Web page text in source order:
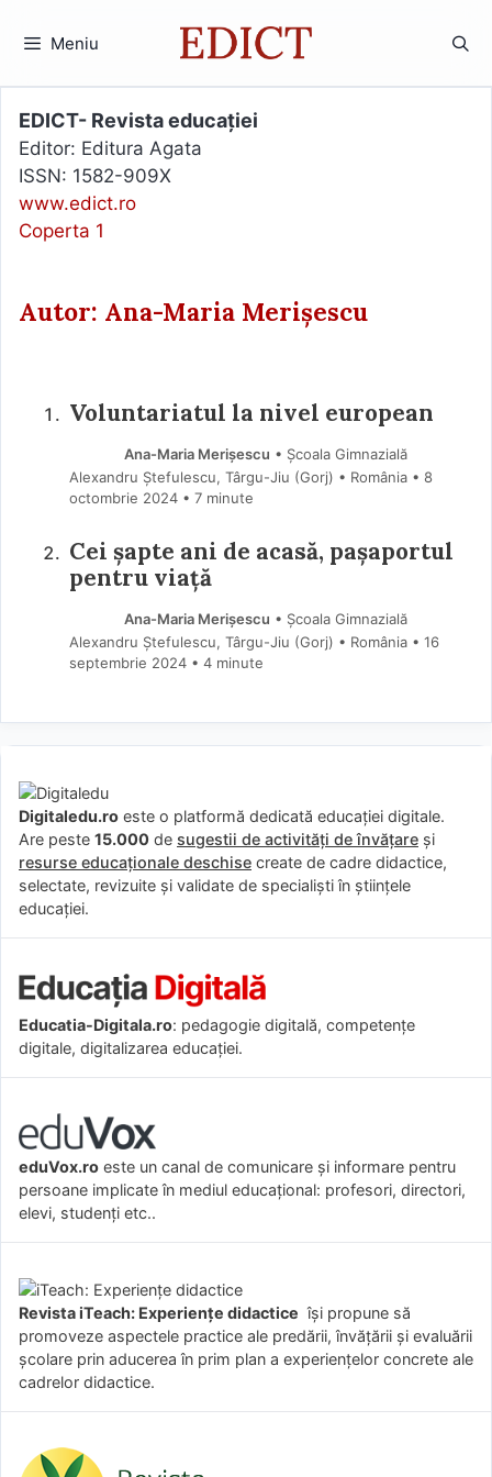
Meniu
EDICT- Revista educației
Editor: Editura Agata
ISSN: 1582-909X
www.edict.ro
Coperta 1
Autor: Ana-Maria Merișescu
Voluntariatul la nivel european
Ana-Maria Merișescu • Școala Gimnazială
Alexandru Ștefulescu, Târgu-Jiu (Gorj) • România
8
octombrie 2024 • 7 minute
Cei șapte ani de acasă, pașaportul
pentru viață
Ana-Maria Merișescu • Școala Gimnazială
Alexandru Ștefulescu, Târgu-Jiu (Gorj) • România
16
septembrie 2024 • 4 minute
Digitaledu.ro este o platformă dedicată educației digitale.
Are peste 15.000 de sugestii de activități de învățare și
resurse educaționale deschise create de cadre didactice,
selectate, revizuite și validate de specialiști în științele
educației.
Educatia-Digitala.ro: pedagogie digitală, competențe
digitale, digitalizarea educației.
eduVox.ro este un canal de comunicare și informare pentru
persoane implicate în mediul educațional: profesori, directori,
elevi, studenți etc..
Revista iTeach: Experienţe didactice îşi propune să
promoveze aspectele practice ale predării, învăţării şi evaluării
şcolare prin aducerea în prim plan a experienţelor concrete ale
cadrelor didactice.